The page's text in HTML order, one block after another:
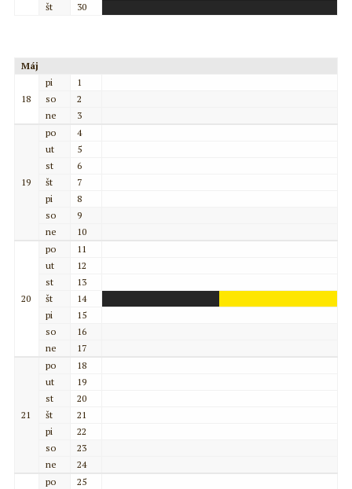
št
30
Máj
18
pi
1
so
2
ne
3
19
po
4
ut
5
st
6
št
7
pi
8
so
9
ne
10
20
po
11
ut
12
st
13
št
14
pi
15
so
16
ne
17
21
po
18
ut
19
st
20
št
21
pi
22
so
23
ne
24
po
25